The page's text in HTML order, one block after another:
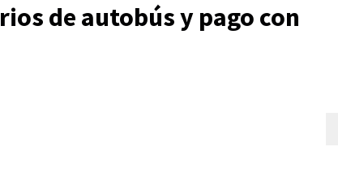
de autobús y pago con